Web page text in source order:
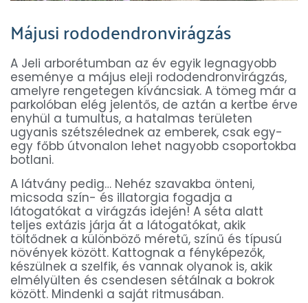
Májusi rododendronvirágzás
A Jeli arborétumban az év egyik legnagyobb
eseménye a május eleji rododendronvirágzás,
amelyre rengetegen kíváncsiak. A tömeg már a
parkolóban elég jelentős, de aztán a kertbe érve
enyhül a tumultus, a hatalmas területen
ugyanis szétszélednek az emberek, csak egy-
egy főbb útvonalon lehet nagyobb csoportokba
botlani.
A látvány pedig… Nehéz szavakba önteni,
micsoda szín- és illatorgia fogadja a
látogatókat a virágzás idején! A séta alatt
teljes extázis járja át a látogatókat, akik
töltődnek a különböző méretű, színű és típusú
növények között. Kattognak a fényképezők,
készülnek a szelfik, és vannak olyanok is, akik
elmélyülten és csendesen sétálnak a bokrok
között. Mindenki a saját ritmusában.